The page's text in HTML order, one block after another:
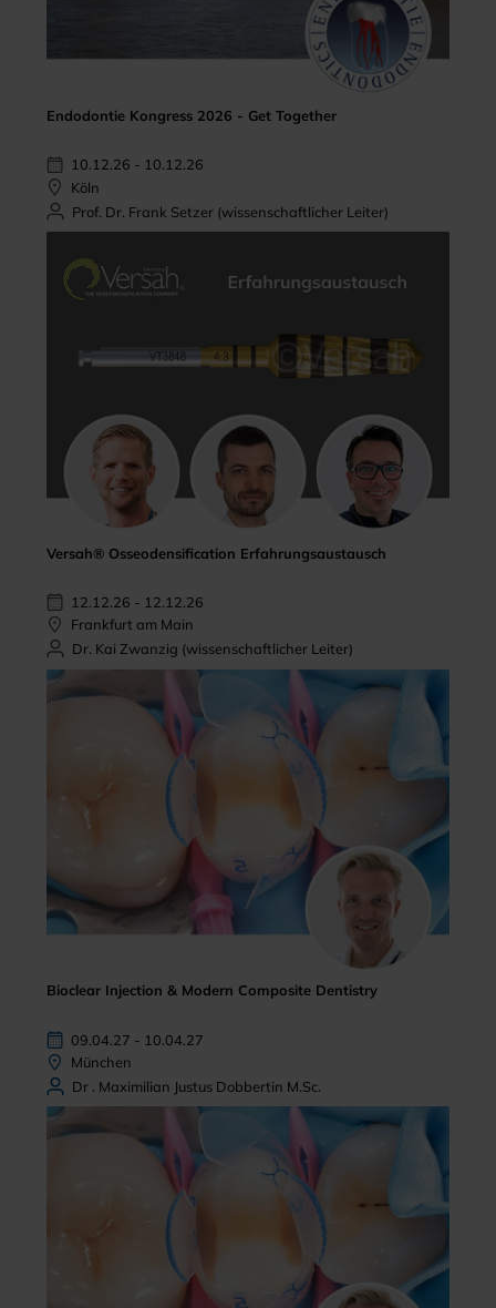
Endodontie Kongress 2026 - Get Together
10.12.26 - 10.12.26
Köln
Prof. Dr. Frank Setzer (wissenschaftlicher Leiter)
Versah® Osseodensification Erfahrungsaustausch
12.12.26 - 12.12.26
Frankfurt am Main
Dr. Kai Zwanzig (wissenschaftlicher Leiter)
Bioclear Injection & Modern Composite Dentistry
09.04.27 - 10.04.27
München
Dr . Maximilian Justus Dobbertin M.Sc.